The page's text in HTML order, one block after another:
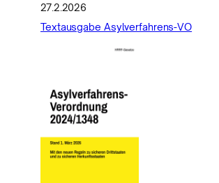
27.2.2026
Textausgabe Asylverfahrens-VO